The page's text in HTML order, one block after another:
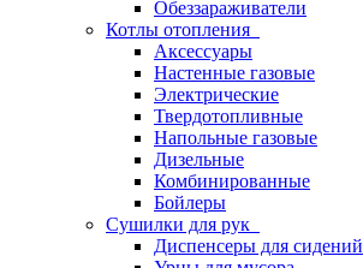
Обеззараживатели
Котлы отопления
Аксессуары
Настенные газовые
Электрические
Твердотопливные
Напольные газовые
Дизельные
Комбинированные
Бойлеры
Сушилки для рук
Диспенсеры для сидений